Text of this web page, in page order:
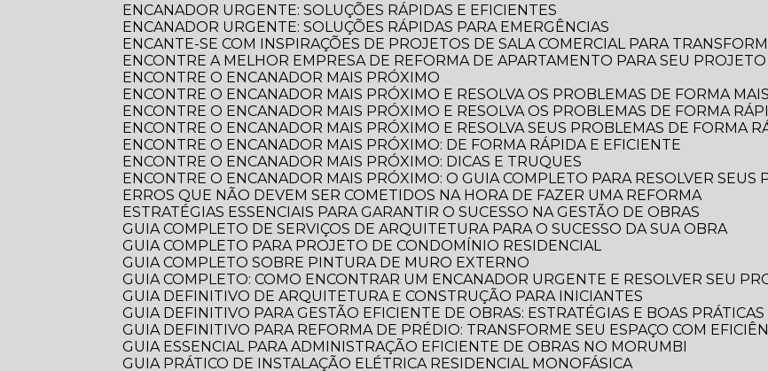
ENCANADOR URGENTE: SOLUÇÕES RÁPIDAS E EFICIENTES
ENCANADOR URGENTE: SOLUÇÕES RÁPIDAS PARA EMERGÊNCIAS
ENCANTE-SE COM INSPIRAÇÕES DE PROJETOS DE SALA COMERCIAL PARA
ENCONTRE A MELHOR EMPRESA DE REFORMA DE APARTAMENTO PARA SEU PROJETO
ENCONTRE O ENCANADOR MAIS PRÓXIMO
ENCONTRE O ENCANADOR MAIS PRÓXIMO E RESOLVA OS PROBLEMAS DE FORMA
ENCONTRE O ENCANADOR MAIS PRÓXIMO E RESOLVA OS PROBLEMAS DE FORMA
ENCONTRE O ENCANADOR MAIS PRÓXIMO E RESOLVA SEUS PROBLEMAS DE FORMA
ENCONTRE O ENCANADOR MAIS PRÓXIMO: DE FORMA RÁPIDA E EFICIENTE
ENCONTRE O ENCANADOR MAIS PRÓXIMO: DICAS E TRUQUES
ENCONTRE O ENCANADOR MAIS PRÓXIMO: O GUIA COMPLETO PARA RESOLVER SEUS
ERROS QUE NÃO DEVEM SER COMETIDOS NA HORA DE FAZER UMA REFORMA
ESTRATÉGIAS ESSENCIAIS PARA GARANTIR O SUCESSO NA GESTÃO DE OBRAS
GUIA COMPLETO DE SERVIÇOS DE ARQUITETURA PARA O SUCESSO DA SUA OBRA
GUIA COMPLETO PARA PROJETO DE CONDOMÍNIO RESIDENCIAL
GUIA COMPLETO SOBRE PINTURA DE MURO EXTERNO
GUIA COMPLETO: COMO ENCONTRAR UM ENCANADOR URGENTE E RESOLVER SEU
GUIA DEFINITIVO DE ARQUITETURA E CONSTRUÇÃO PARA INICIANTES
GUIA DEFINITIVO PARA GESTÃO EFICIENTE DE OBRAS: ESTRATÉGIAS E BOAS PRÁTICAS
GUIA DEFINITIVO PARA REFORMA DE PRÉDIO: TRANSFORME SEU ESPAÇO COM
GUIA ESSENCIAL PARA ADMINISTRAÇÃO EFICIENTE DE OBRAS NO MORUMBI
GUIA PRÁTICO DE INSTALAÇÃO ELÉTRICA RESIDENCIAL MONOFÁSICA